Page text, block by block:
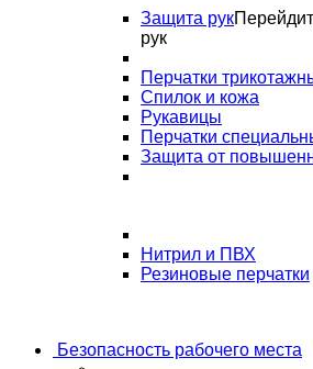
Защита рук
рук
Перчатки
Спилок и кожа
Рукавицы
Перчатки
Защита от
Нитрил и ПВХ
Резиновые перчатки
Безопасность рабочего места